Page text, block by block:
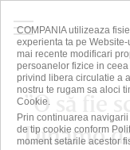
”O să fie
Dinamo
COMPANIA utilizeaza
experienta ta pe
mai recente modificari
persoanelor fizice in
privind libera circulatie a
nostru te rugam sa aloci
Cookie.
Prin continuarea
de tip cookie conform
moment setarile acestor